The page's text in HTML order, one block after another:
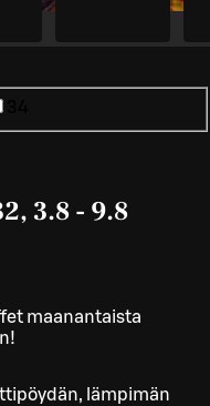
3.8 - 9.8
maanantaista
lämpimän